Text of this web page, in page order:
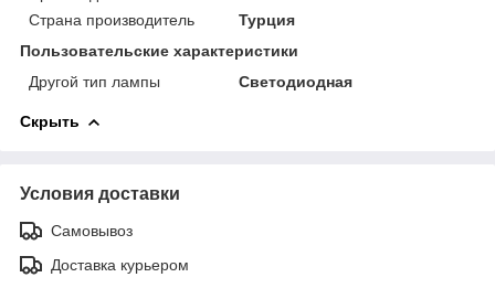
Страна производитель
Турция
Пользовательские характеристики
Другой тип лампы
Светодиодная
Скрыть
Условия доставки
Самовывоз
Доставка курьером